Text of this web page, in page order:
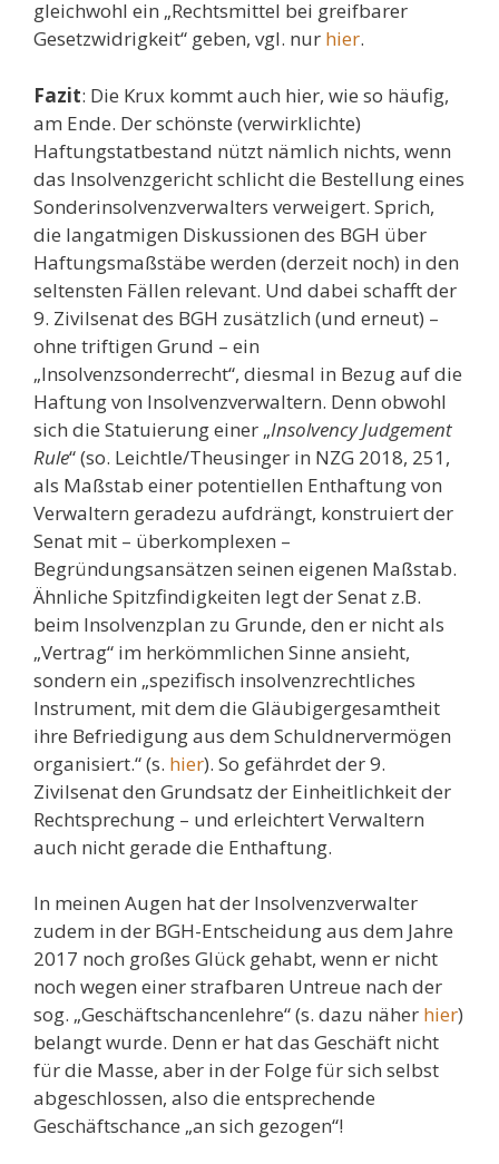
gleichwohl ein „Rechtsmittel bei greifbarer
Gesetzwidrigkeit“ geben, vgl. nur hier.
Fazit: Die Krux kommt auch hier, wie so häufig,
am Ende. Der schönste (verwirklichte)
Haftungstatbestand nützt nämlich nichts, wenn
das Insolvenzgericht schlicht die Bestellung eines
Sonderinsolvenzverwalters verweigert. Sprich,
die langatmigen Diskussionen des BGH über
Haftungsmaßstäbe werden (derzeit noch) in den
seltensten Fällen relevant. Und dabei schafft der
9. Zivilsenat des BGH zusätzlich (und erneut) –
ohne triftigen Grund – ein
„Insolvenzsonderrecht“, diesmal in Bezug auf die
Haftung von Insolvenzverwaltern. Denn obwohl
sich die Statuierung einer „Insolvency Judgement
Rule“ (so. Leichtle/Theusinger in NZG 2018, 251,
als Maßstab einer potentiellen Enthaftung von
Verwaltern geradezu aufdrängt, konstruiert der
Senat mit – überkomplexen –
Begründungsansätzen seinen eigenen Maßstab.
Ähnliche Spitzfindigkeiten legt der Senat z.B.
beim Insolvenzplan zu Grunde, den er nicht als
„Vertrag“ im herkömmlichen Sinne ansieht,
sondern ein „spezifisch insolvenzrechtliches
Instrument, mit dem die Gläubigergesamtheit
ihre Befriedigung aus dem Schuldnervermögen
organisiert.“ (s. hier). So gefährdet der 9.
Zivilsenat den Grundsatz der Einheitlichkeit der
Rechtsprechung – und erleichtert Verwaltern
auch nicht gerade die Enthaftung.
In meinen Augen hat der Insolvenzverwalter
zudem in der BGH-Entscheidung aus dem Jahre
2017 noch großes Glück gehabt, wenn er nicht
noch wegen einer strafbaren Untreue nach der
sog. „Geschäftschancenlehre“ (s. dazu näher hier)
belangt wurde. Denn er hat das Geschäft nicht
für die Masse, aber in der Folge für sich selbst
abgeschlossen, also die entsprechende
Geschäftschance „an sich gezogen“!